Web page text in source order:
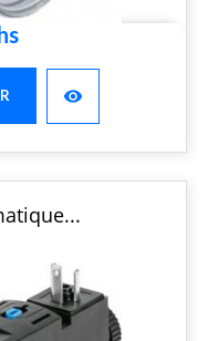
visibility